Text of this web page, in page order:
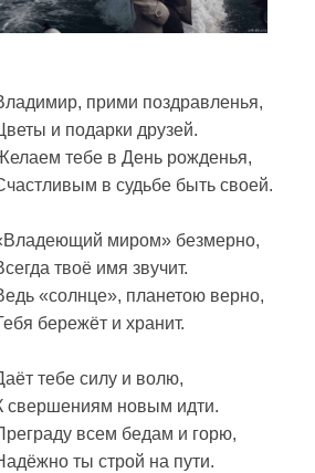
прими поздравленья,
и подарки друзей.
тебе в День рожденья,
в судьбе быть своей.
миром» безмерно,
твоё имя звучит.
«солнце», планетою верно,
бережёт и хранит.
тебе силу и волю,
свершениям новым идти.
всем бедам и горю,
ты строй на пути.